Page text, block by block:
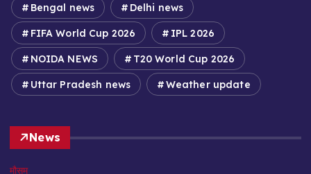
Bengal news Delhi news
FIFA World Cup 2026 IPL 2026
NOIDA NEWS T20 World Cup 2026
Uttar Pradesh news Weather update
News
मौसम